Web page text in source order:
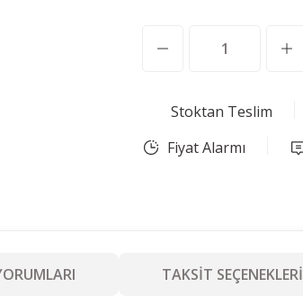
Stoktan Teslim
Fiyat Alarmı
TAKSİT SEÇENEKLERİ